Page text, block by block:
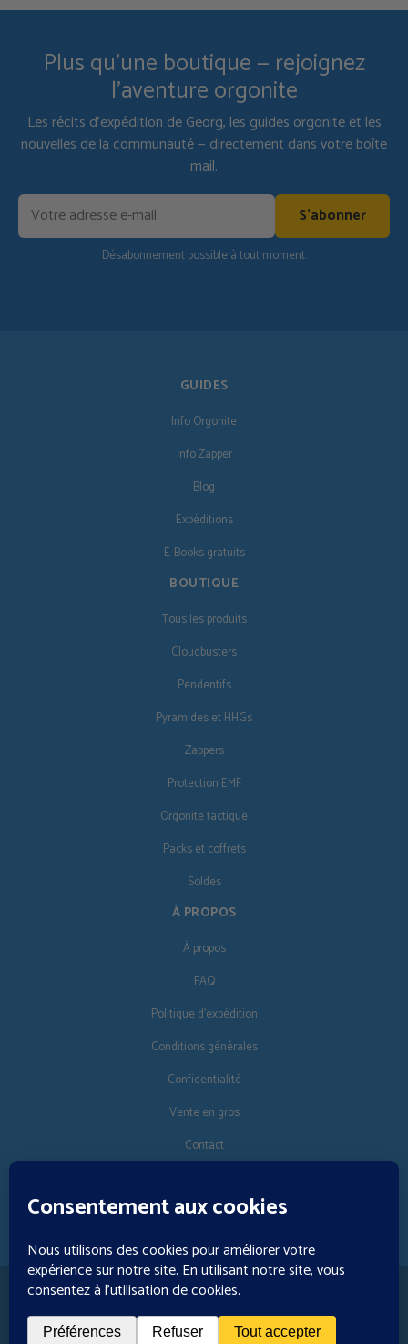
Plus qu'une boutique — rejoignez
l'aventure orgonite
Les récits d'expédition de Georg, les guides orgonite et les
nouvelles de la communauté — directement dans votre boîte
mail.
S'abonner
Désabonnement possible à tout moment.
GUIDES
Info Orgonite
Info Zapper
Blog
Expéditions
E-Books gratuits
BOUTIQUE
Tous les produits
Cloudbusters
Pendentifs
Pyramides et HHGs
Zappers
Protection EMF
Orgonite tactique
Packs et coffrets
Soldes
À PROPOS
À propos
FAQ
Politique d'expédition
Conditions générales
Confidentialité
Vente en gros
Contact
FR
🚚 €125 livraison gratuite · © 2026 Orgonise Africa